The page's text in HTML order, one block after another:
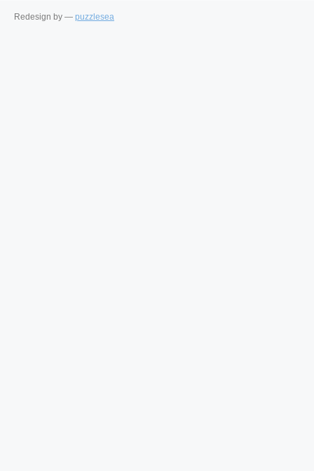
Redesign by — puzzlesea